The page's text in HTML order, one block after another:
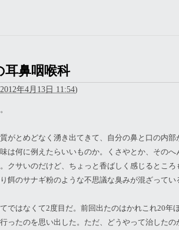
耳鼻咽喉科
2012年4月13日 11:54)
がとめどなく湧き出てきて、自分の鼻と口の内
は何に例えたらいいものか。くさやとか、その
クサいのだけど、ちょっと香ばしく感じるとこ
餌のサナギ粉のような不思議な臭みが混ざってい
ではなくて2度目だ。前回出たのはかれこれ20年
ったのを思い出した。ただ、どうやって治した